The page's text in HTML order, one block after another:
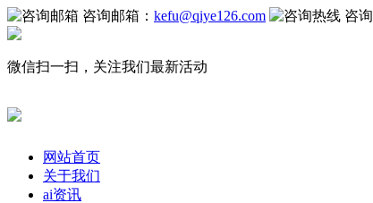
咨询邮箱： kefu@qiye126.com 咨
微信扫一扫，关注我们最新活动
网站首页
关于我们
ai资讯